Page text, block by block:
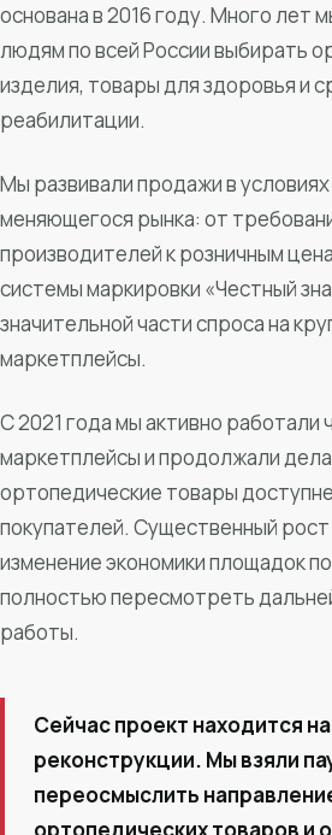
основана в 2016 году. Много лет
людям по всей России выбирать
изделия, товары для здоровья и
реабилитации.
Мы развивали продажи в
меняющегося рынка: от
производителей к розничным
системы маркировки «Честный
значительной части спроса на
маркетплейсы.
С 2021 года мы активно работали
маркетплейсы и продолжали
ортопедические товары
покупателей. Существенный рост
изменение экономики площадок
полностью пересмотреть
работы.
Сейчас проект находится на
реконструкции. Мы взяли
переосмыслить